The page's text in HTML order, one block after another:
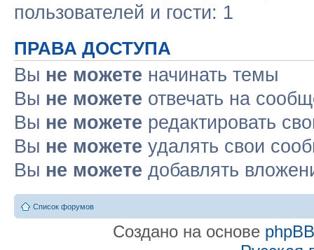
пользователей и гости: 1
ПРАВА ДОСТУПА
Вы не можете начинать темы
Вы не можете отвечать на
Вы не можете редактировать
Вы не можете удалять свои
Вы не можете добавлять
Список форумов
Создано на основе phpBB